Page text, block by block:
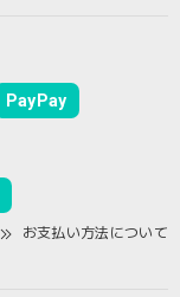
PayPay
お支払い方法について